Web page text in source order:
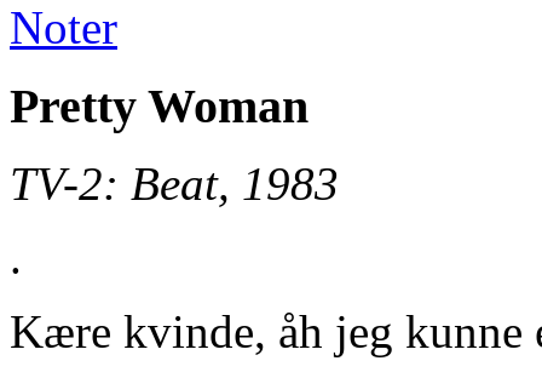
Noter
Pretty Woman
TV-2: Beat, 1983
.
Kære kvinde, åh jeg kunne